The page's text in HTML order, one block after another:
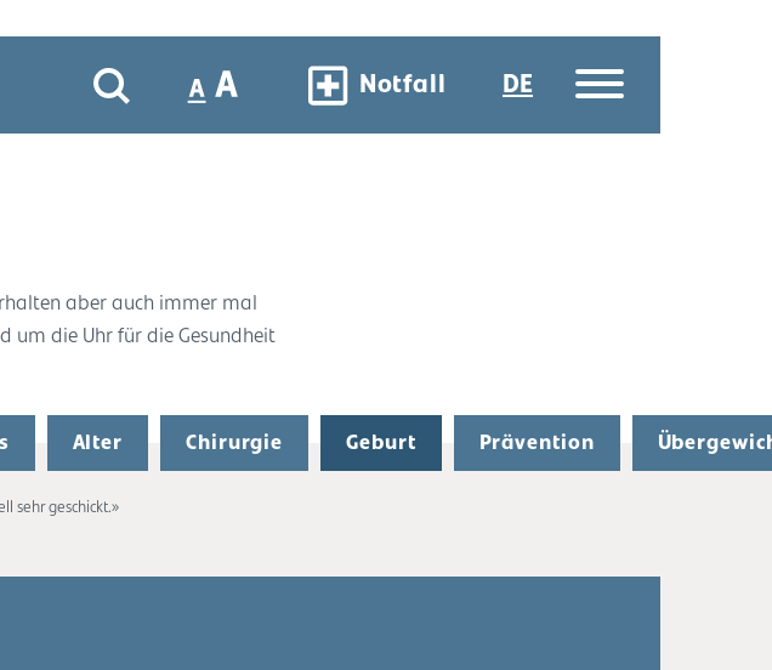
Notfall DE
aber auch immer mal
um die Uhr für die Gesundheit
Alter Chirurgie Geburt Prävention
sehr geschickt.»